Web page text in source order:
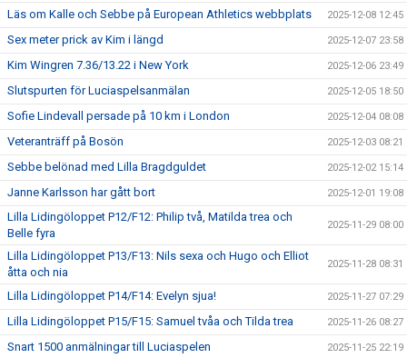
Läs om Kalle och Sebbe på European Athletics webbplats 2025-12-08 12:45
Sex meter prick av Kim i längd 2025-12-07 23:58
Kim Wingren 7.36/13.22 i New York 2025-12-06 23:49
Slutspurten för Luciaspelsanmälan 2025-12-05 18:50
Sofie Lindevall persade på 10 km i London 2025-12-04 08:08
Veteranträff på Bosön 2025-12-03 08:21
Sebbe belönad med Lilla Bragdguldet 2025-12-02 15:14
Janne Karlsson har gått bort 2025-12-01 19:08
Lilla Lidingöloppet P12/F12: Philip två, Matilda trea och
Belle fyra
2025-11-29 08:00
Lilla Lidingöloppet P13/F13: Nils sexa och Hugo och Elliot
åtta och nia
2025-11-28 08:31
Lilla Lidingöloppet P14/F14: Evelyn sjua! 2025-11-27 07:29
Lilla Lidingöloppet P15/F15: Samuel tvåa och Tilda trea 2025-11-26 08:27
Snart 1500 anmälningar till Luciaspelen 2025-11-25 22:19